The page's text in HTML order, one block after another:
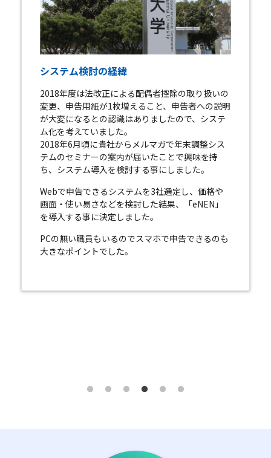
システム検討の経緯
2018年度は法改正による配偶者控除の取り扱いの
変更、申告用紙が1枚増えること、申告者への説明
が大変になるとの認識はありましたので、システ
ム化を考えていました。
2018年6月頃に貴社からメルマガで年末調整シス
テムのセミナーの案内が届いたことで興味を持
ち、システム導入を検討する事にしました。
Webで申告できるシステムを3社選定し、価格や
画面・使い易さなどを検討した結果、「eNEN」
を導入する事に決定しました。
PCの無い職員もいるのでスマホで申告できるのも
大きなポイントでした。